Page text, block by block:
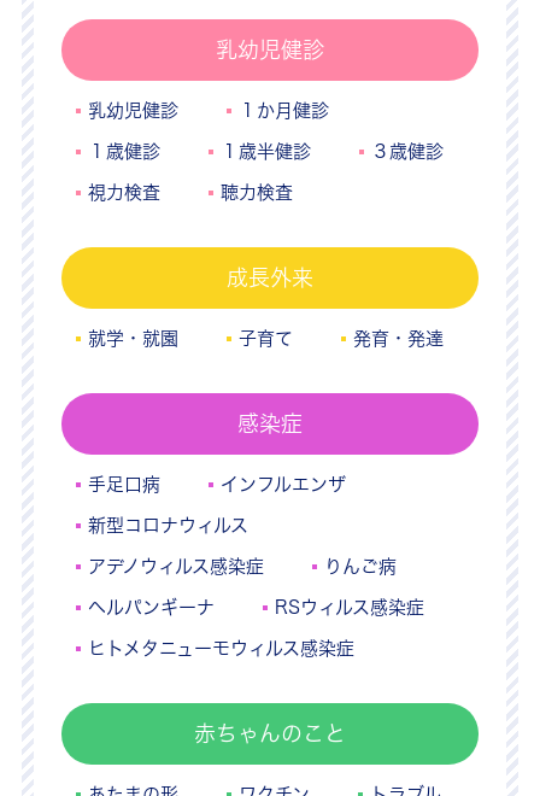
乳幼児健診
乳幼児健診 １か月健診
１歳健診 １歳半健診 ３歳健診
視力検査 聴力検査
成長外来
就学・就園 子育て 発育・発達
感染症
手足口病 インフルエンザ
新型コロナウィルス
アデノウィルス感染症 りんご病
ヘルパンギーナ RSウィルス感染症
ヒトメタニューモウィルス感染症
赤ちゃんのこと